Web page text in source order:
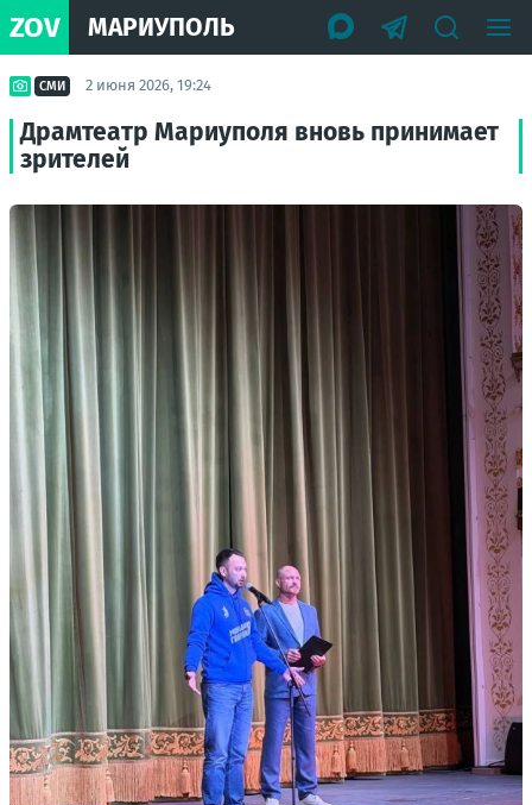
ZOV МАРИУПОЛЬ
СМИ 2 июня 2026, 19:24
Драмтеатр Мариуполя вновь принимает
зрителей